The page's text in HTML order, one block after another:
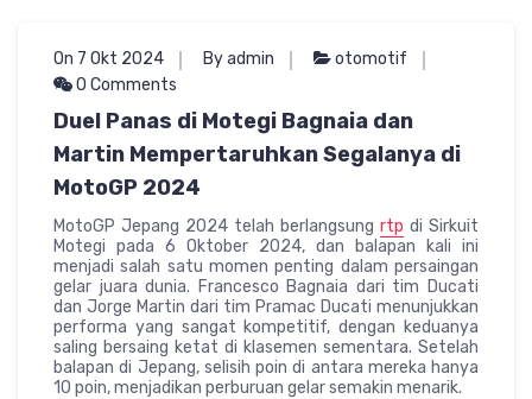
On 7 Okt 2024 By admin
otomotif
0 Comments
Duel Panas di Motegi Bagnaia dan
Martin Mempertaruhkan Segalanya di
MotoGP 2024
MotoGP Jepang 2024 telah berlangsung rtp di Sirkuit
Motegi pada 6 Oktober 2024, dan balapan kali ini
menjadi salah satu momen penting dalam persaingan
gelar juara dunia. Francesco Bagnaia dari tim Ducati
dan Jorge Martin dari tim Pramac Ducati menunjukkan
performa yang sangat kompetitif, dengan keduanya
saling bersaing ketat di klasemen sementara. Setelah
balapan di Jepang, selisih poin di antara mereka hanya
10 poin, menjadikan perburuan gelar semakin menarik.